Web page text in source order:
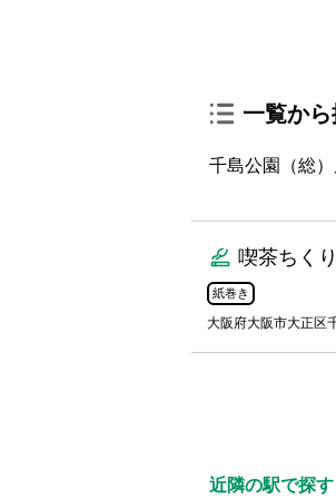
一覧か
千島公園（総
喫茶ちく
紙巻き
大阪府大阪市大正区
近隣の駅で探す